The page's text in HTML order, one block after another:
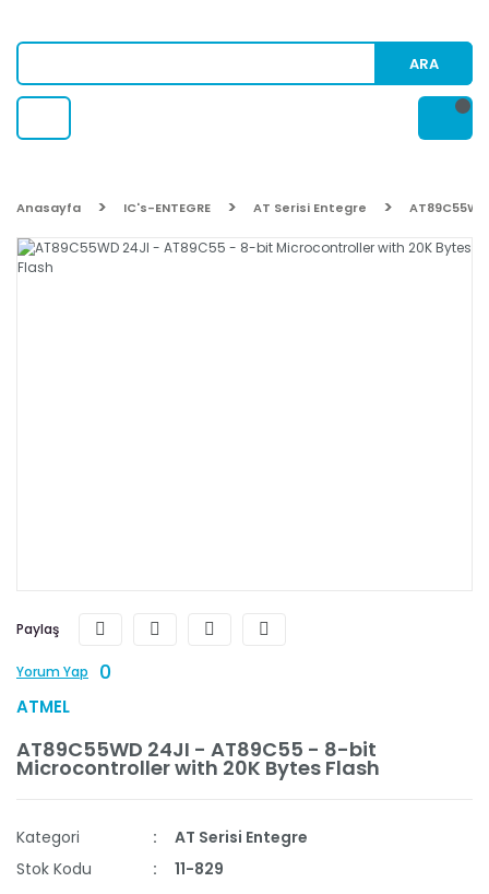
ARA
Anasayfa IC's-ENTEGRE AT Serisi Entegre
Paylaş
Yorum Yap 0
ATMEL
AT89C55WD 24JI - AT89C55 - 8-bit
Microcontroller with 20K Bytes Flash
Kategori
AT Serisi Entegre
Stok Kodu
11-829